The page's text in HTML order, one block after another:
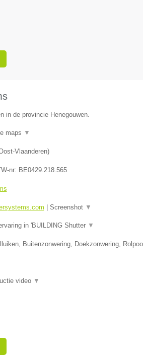
in de provincie Henegouwen.
maps ▼
Vlaanderen)
nr: BE0429.218.565
Screenshot ▼
in 'BUILDING Shutter ▼
Buitenzonwering, Doekzonwering,
video ▼